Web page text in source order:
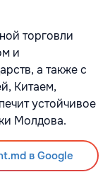
торговли
и
а также с
Китаем,
устойчивое
Молдова.
в Google